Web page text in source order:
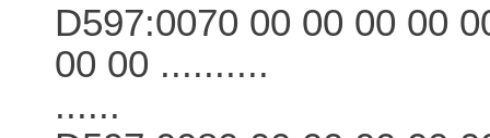
D597:0070 00 00 00 00
00 00 ..........
......